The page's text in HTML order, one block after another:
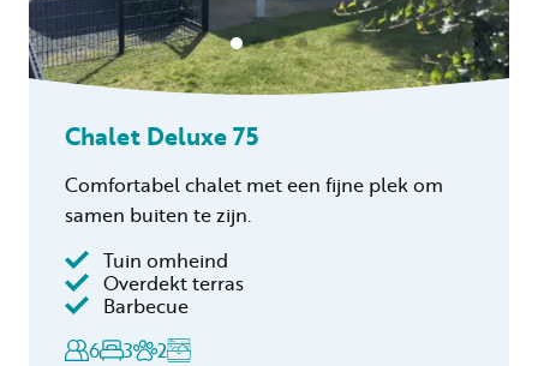
Chalet Deluxe 75
Comfortabel chalet met een fijne plek om
samen buiten te zijn.
Tuin omheind
Overdekt terras
Barbecue
6
3 2
Inclusief